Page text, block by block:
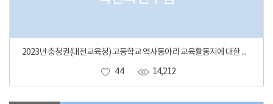
2023년 충청권(대전교육청) 고등학교 역사동아리 교육활동지에 대한 국민의견수렴
44
14,212